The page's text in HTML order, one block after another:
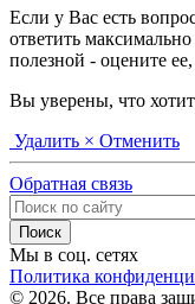
Если у Вас есть
ответить
полезной - оцените
Вы уверены, что
Удалить × Отменить
Обратная связь
Мы в соц. сетях
Политика
© 2026. Все права